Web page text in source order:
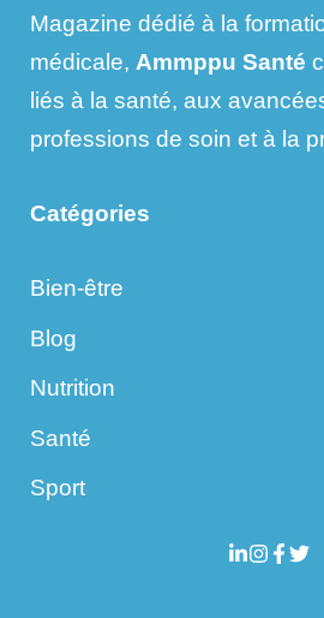
Magazine dédié à la
médicale, Ammppu Santé
liés à la santé, aux
professions de soin et à la
Catégories
Bien-être
Blog
Nutrition
Santé
Sport